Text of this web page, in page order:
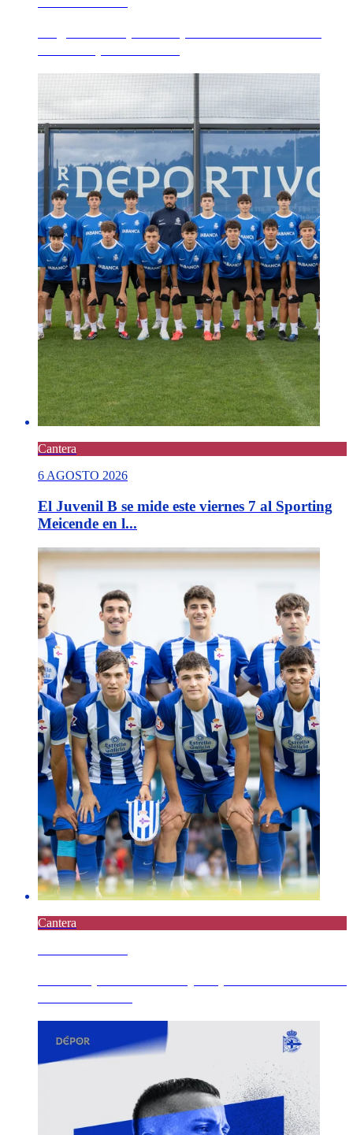
Cantera
6 AGOSTO 2026
El Juvenil B se mide este viernes 7 al Sporting
Meicende en l...
Cantera